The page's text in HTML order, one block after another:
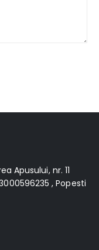
Apusului, nr. 11
, Popesti